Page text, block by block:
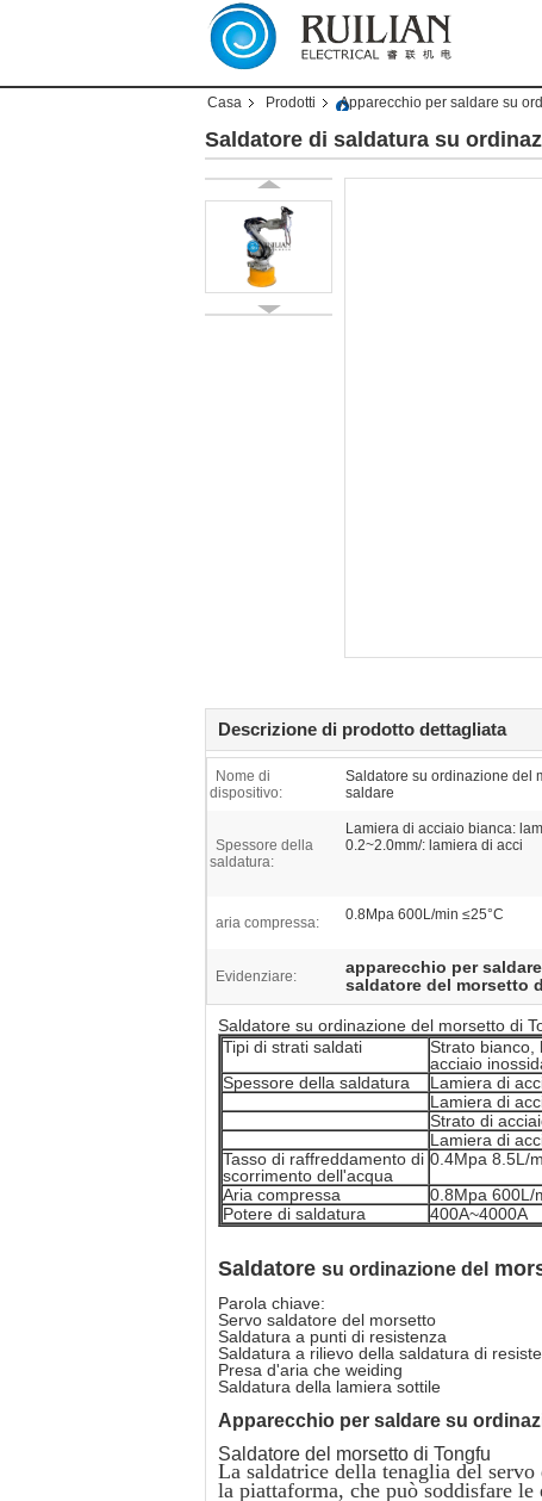
Casa Prodotti Apparecchio per saldare su
Saldatore di saldatura su
Descrizione di prodotto dettagliata
Nome di
dispositivo:
Saldatore su ordinazione del
saldare
Spessore della
saldatura:
Lamiera di acciaio bianca:
0.2~2.0mm/: lamiera di acci
aria compressa: 0.8Mpa 600L/min ≤25°C
Evidenziare: apparecchio per
saldatore del morsetto
Saldatore su ordinazione del morsetto di
Tipi di strati saldati
Strato bianco,
acciaio
Spessore della saldatura
Lamiera di
Lamiera di
Strato di
Lamiera di
Tasso di raffreddamento di
scorrimento dell'acqua
0.4Mpa 8.5L/
Aria compressa
0.8Mpa 600L/
Potere di saldatura
400A~4000A
Saldatore su ordinazione del
Parola chiave:
Servo saldatore del morsetto
Saldatura a punti di resistenza
Saldatura a rilievo della saldatura di
Presa d'aria che weiding
Saldatura della lamiera sottile
Apparecchio per saldare su
Saldatore del morsetto di Tongfu
La saldatrice della tenaglia del
la piattaforma, che può soddisfare